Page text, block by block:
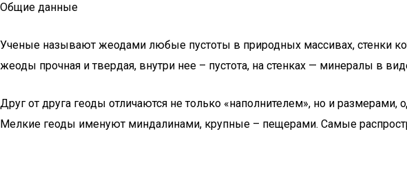
Общие данные
Ученые называют жеодами любые пустоты в природных массивах, стенки
жеоды прочная и твердая, внутри нее – пустота, на стенках — минералы в
Друг от друга геоды отличаются не только «наполнителем», но и
Мелкие геоды именуют миндалинами, крупные – пещерами. Самые